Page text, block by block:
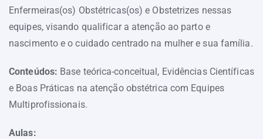
Enfermeiras(os) Obstétricas(os) e Obstetrizes nessas
equipes, visando qualificar a atenção ao parto e
nascimento e o cuidado centrado na mulher e sua família.
Conteúdos: Base teórica-conceitual, Evidências Científicas
e Boas Práticas na atenção obstétrica com Equipes
Multiprofissionais.
Aulas: